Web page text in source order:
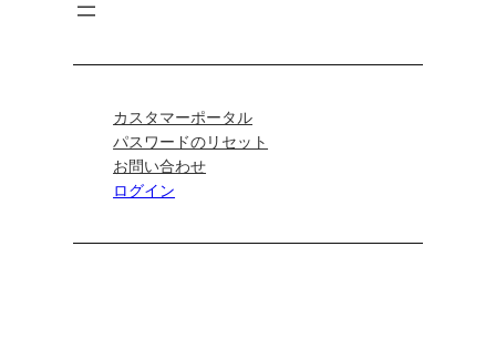
カスタマーポータル
パスワードのリセット
お問い合わせ
ログイン